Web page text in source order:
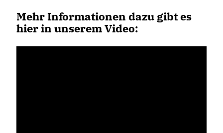
Mehr Informationen dazu gibt es
hier in unserem Video: